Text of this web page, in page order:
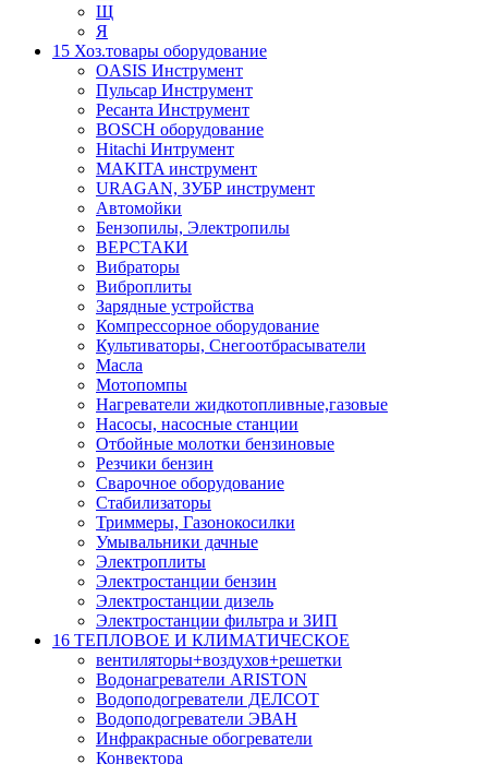
Щ
Я
15 Хоз.товары оборудование
OASIS Инструмент
Пульсар Инструмент
Ресанта Инструмент
BOSCH оборудование
Hitachi Интрумент
MAKITA инструмент
URAGAN, ЗУБР инструмент
Автомойки
Бензопилы, Электропилы
ВЕРСТАКИ
Вибраторы
Виброплиты
Зарядные устройства
Компрессорное оборудование
Культиваторы, Снегоотбрасыватели
Масла
Мотопомпы
Нагреватели жидкотопливные,газовые
Насосы, насосные станции
Отбойные молотки бензиновые
Резчики бензин
Сварочное оборудование
Стабилизаторы
Триммеры, Газонокосилки
Умывальники дачные
Электроплиты
Электростанции бензин
Электростанции дизель
Электростанции фильтра и ЗИП
16 ТЕПЛОВОЕ И КЛИМАТИЧЕСКОЕ
вентиляторы+воздухов+решетки
Водонагреватели ARISTON
Водоподогреватели ДЕЛСОТ
Водоподогреватели ЭВАН
Инфракрасные обогреватели
Конвектора